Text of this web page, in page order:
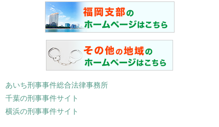
あいち刑事事件総合法律事務所
千葉の刑事事件サイト
横浜の刑事事件サイト